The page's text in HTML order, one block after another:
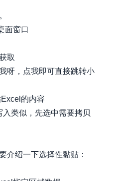
面窗口
取
呀，点我即可直接跳转小
的内容
类似，先选中需要拷贝
介绍一下选择性黏贴：